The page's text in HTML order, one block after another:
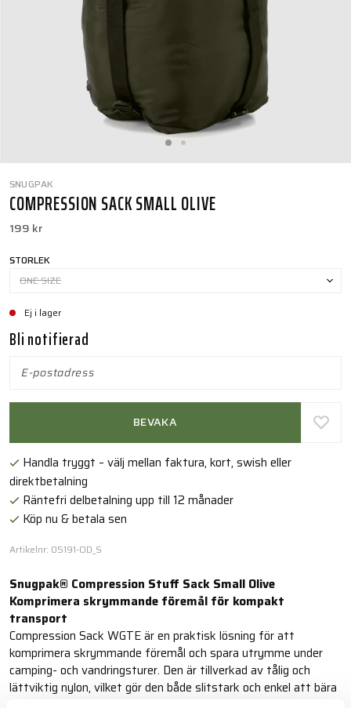
SNUGPAK
COMPRESSION SACK SMALL OLIVE
199 kr
STORLEK
ONE SIZE
Ej i lager
Bli notifierad
BEVAKA
Handla tryggt – välj mellan faktura, kort, swish eller
direktbetalning
Räntefri delbetalning upp till 12 månader
Köp nu & betala sen
Artikelnr: 05191-OD_S
Snugpak® Compression Stuff Sack Small Olive
Komprimera skrymmande föremål för kompakt
transport
Compression Sack WGTE är en praktisk lösning för att
komprimera skrymmande föremål och spara utrymme under
camping- och vandringsturer. Den är tillverkad av tålig och
lättviktig nylon, vilket gör den både slitstark och enkel att bära